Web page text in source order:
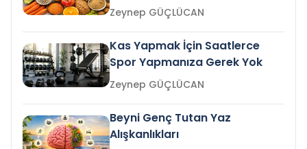
Zeynep GÜÇLÜCAN
Kas Yapmak İçin Saatlerce
Spor Yapmanıza Gerek Yok
Zeynep GÜÇLÜCAN
Beyni Genç Tutan Yaz
Alışkanlıkları